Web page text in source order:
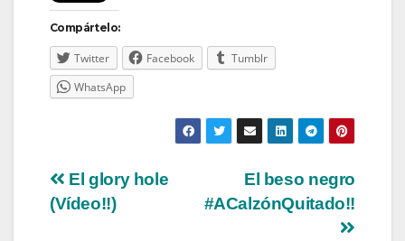
Compártelo:
Twitter Facebook
Tumblr
WhatsApp
Navegación
de
El beso negro
#ACalzónQuitado!!
El glory hole
(Vídeo!!)